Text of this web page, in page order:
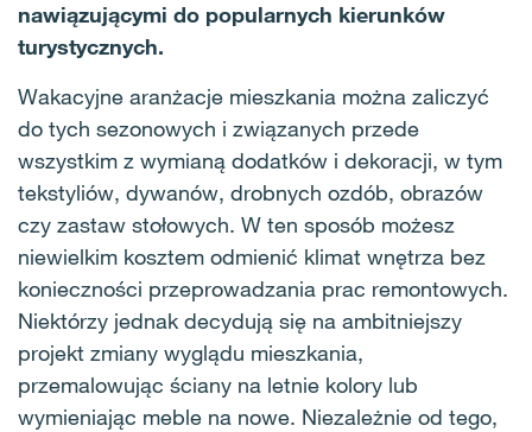
nawiązującymi do popularnych kierunków
turystycznych.
Wakacyjne aranżacje mieszkania można zaliczyć
do tych sezonowych i związanych przede
wszystkim z wymianą dodatków i dekoracji, w tym
tekstyliów, dywanów, drobnych ozdób, obrazów
czy zastaw stołowych. W ten sposób możesz
niewielkim kosztem odmienić klimat wnętrza bez
konieczności przeprowadzania prac remontowych.
Niektórzy jednak decydują się na ambitniejszy
projekt zmiany wyglądu mieszkania,
przemalowując ściany na letnie kolory lub
wymieniając meble na nowe. Niezależnie od tego,